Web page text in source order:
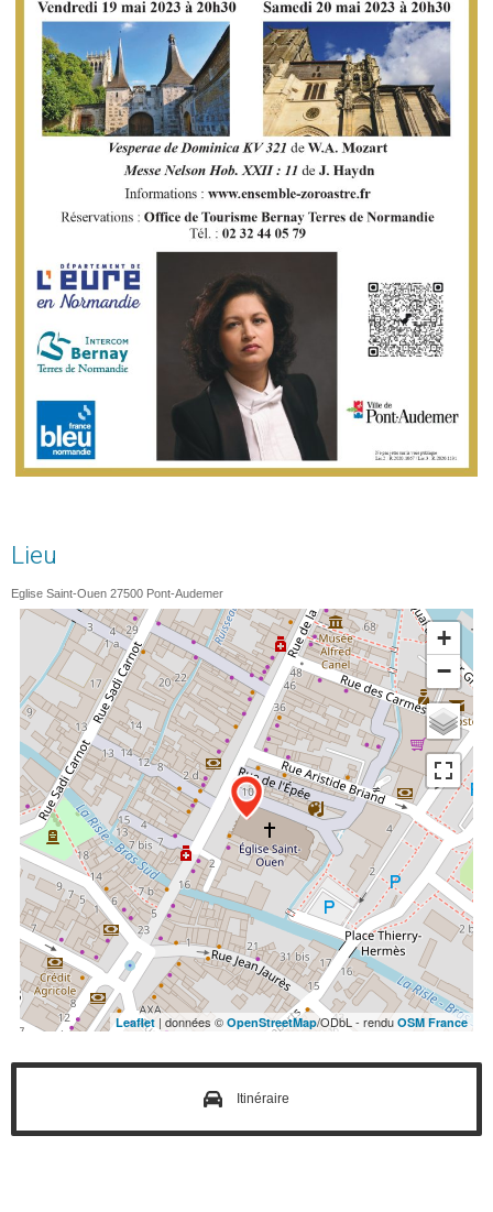
Lieu
Eglise Saint-Ouen 27500 Pont-Audemer
+
−
Leaflet | données © OpenStreetMap/ODbL - rendu OSM France
Itinéraire